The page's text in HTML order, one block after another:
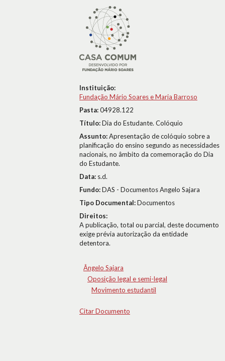
Instituição:
Fundação Mário Soares e Maria Barroso
Pasta:04928.122
Título:Dia do Estudante. Colóquio
Assunto:Apresentação de colóquio sobre a
planificação do ensino segundo as necessidades
nacionais, no âmbito da comemoração do Dia
do Estudante.
Data: s.d.
Fundo:DAS - Documentos Angelo Sajara
Tipo Documental:Documentos
Direitos:
A publicação, total ou parcial, deste documento
exige prévia autorização da entidade
detentora.
Ângelo Sajara
Oposição legal e semi-legal
Movimento estudantil
Citar Documento